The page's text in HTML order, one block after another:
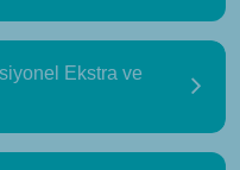
Ekstra ve